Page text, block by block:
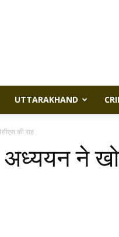
UTTARAKHAND
की राह
अध्ययन ने